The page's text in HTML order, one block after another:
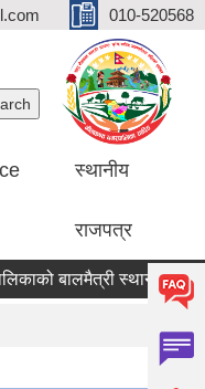
010-520568
स्थानीय
राजपत्र
बालमैत्री स्थानीय